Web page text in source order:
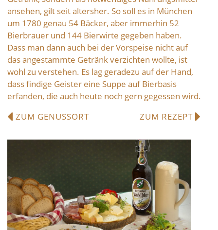
ansehen, gilt seit altersher. So soll es in München
um 1780 genau 54 Bäcker, aber immerhin 52
Bierbrauer und 144 Bierwirte gegeben haben.
Dass man dann auch bei der Vorspeise nicht auf
das angestammte Getränk verzichten wollte, ist
wohl zu verstehen. Es lag geradezu auf der Hand,
dass findige Geister eine Suppe auf Bierbasis
erfanden, die auch heute noch gern gegessen wird.
ZUM GENUSSORT
ZUM REZEPT